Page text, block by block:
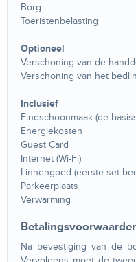
Borg
Toeristenbelasting
Optioneel
Verschoning van de
Verschoning van het
Inclusief
Eindschoonmaak (de
Energiekosten
Guest Card
Internet (Wi-Fi)
Linnengoed (eerste set
Parkeerplaats
Verwarming
Na bevestiging van de